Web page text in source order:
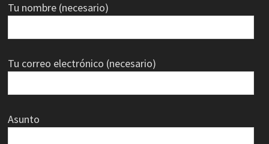
Tu nombre (necesario)
Tu correo electrónico (necesario)
Asunto